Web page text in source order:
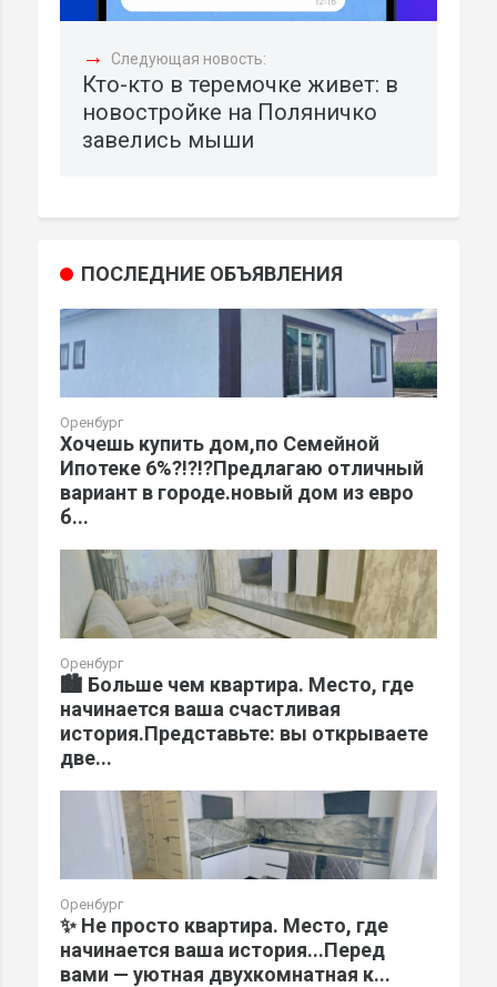
→ Следующая новость:
Кто-кто в теремочке живет: в
новостройке на Поляничко
завелись мыши
ПОСЛЕДНИЕ ОБЪЯВЛЕНИЯ
Оренбург
Хочешь купить дом,по Семейной
Ипотеке 6%?!?!?Предлагаю отличный
вариант в городе.новый дом из евро
б...
Оренбург
🏙️ Больше чем квартира. Место, где
начинается ваша счастливая
история.Представьте: вы открываете
две...
Оренбург
✨ Не просто квартира. Место, где
начинается ваша история...Перед
вами — уютная двухкомнатная к...